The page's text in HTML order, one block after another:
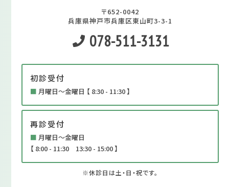
〒652-0042
兵庫県神戸市兵庫区東山町3-3-1
078-511-3131
初診受付
■ 月曜日～金曜日 【 8:30 - 11:30 】
再診受付
■ 月曜日～金曜日
【 8:00 - 11:30 13:30 - 15:00 】
※休診日は土・日・祝です。